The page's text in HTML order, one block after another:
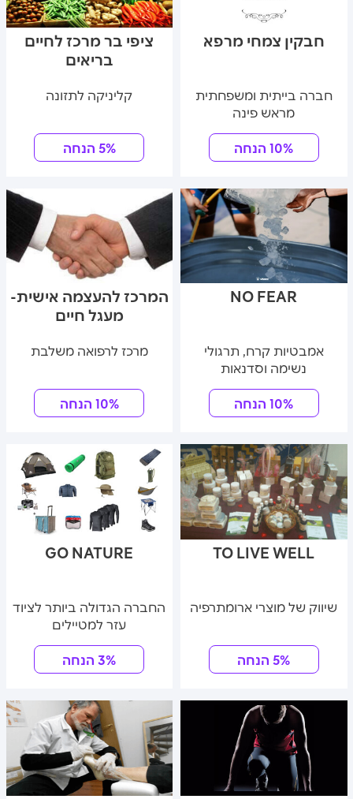
ציפי בר מרכז לחיים
בריאים
קליניקה לתזונה
5% הנחה
חבקין צמחי מרפא
חברה בייתית ומשפחתית
מראש פינה
10% הנחה
המרכז להעצמה אישית-
מעגל חיים
מרכז לרפואה משלבת
10% הנחה
NO FEAR
אמבטיות קרח, תרגולי
נשימה וסדנאות
10% הנחה
GO NATURE
החברה הגדולה ביותר לציוד
עזר למטיילים
3% הנחה
TO LIVE WELL
שיווק של מוצרי ארומתרפיה
5% הנחה